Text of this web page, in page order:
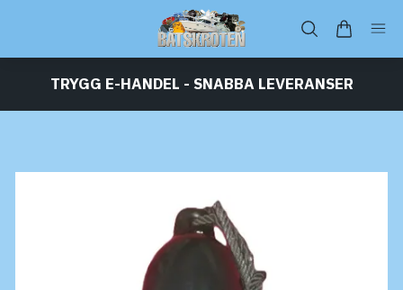
TRYGG E-HANDEL - SNABBA LEVERANSER